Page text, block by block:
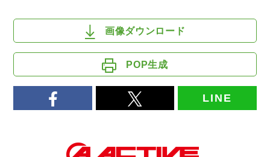
画像ダウンロード
POP生成
LINE